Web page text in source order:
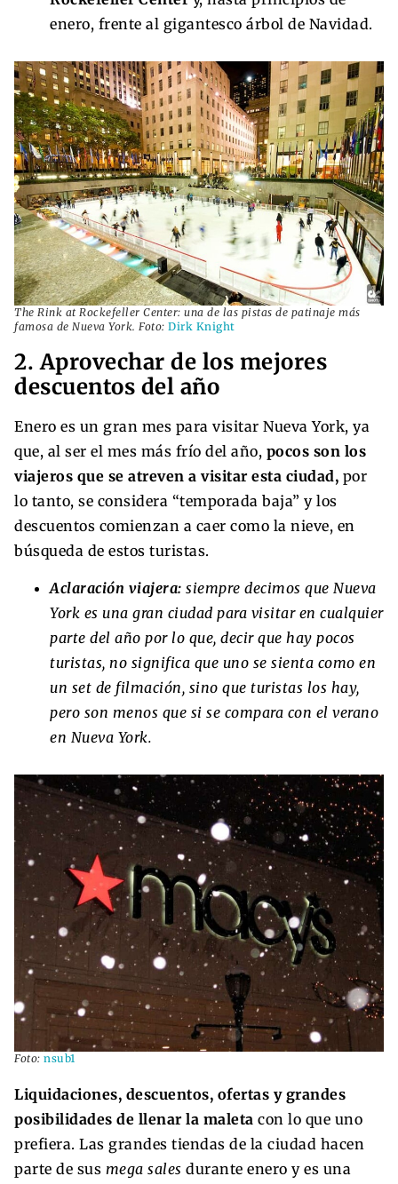
enero, frente al gigantesco árbol de Navidad.
The Rink at Rockefeller Center: una de las pistas de patinaje más
famosa de Nueva York. Foto: Dirk Knight
2. Aprovechar de los mejores
descuentos del año
Enero es un gran mes para visitar Nueva York, ya
que, al ser el mes más frío del año, pocos son los
viajeros que se atreven a visitar esta ciudad, por
lo tanto, se considera “temporada baja” y los
descuentos comienzan a caer como la nieve, en
búsqueda de estos turistas.
Aclaración viajera: siempre decimos que Nueva
York es una gran ciudad para visitar en cualquier
parte del año por lo que, decir que hay pocos
turistas, no significa que uno se sienta como en
un set de filmación, sino que turistas los hay,
pero son menos que si se compara con el verano
en Nueva York.
Foto: nsub1
Liquidaciones, descuentos, ofertas y grandes
posibilidades de llenar la maleta con lo que uno
prefiera. Las grandes tiendas de la ciudad hacen
parte de sus mega sales durante enero y es una